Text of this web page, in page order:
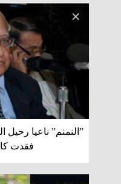
”النمنم” ناعيا رحيل
فقدت